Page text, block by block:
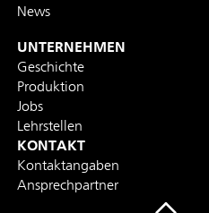
News
UNTERNEHMEN
Geschichte
Produktion
Jobs
Lehrstellen
KONTAKT
Kontaktangaben
Ansprechpartner